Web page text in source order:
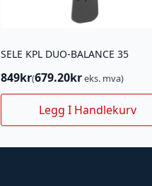
SELE KPL DUO-BALANCE 35
849kr(679.20kreks. mva)
Legg I Handlekurv